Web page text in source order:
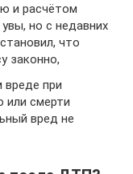
и расчётом
но с недавних
что
законно,
вреде при
или смерти
вред не